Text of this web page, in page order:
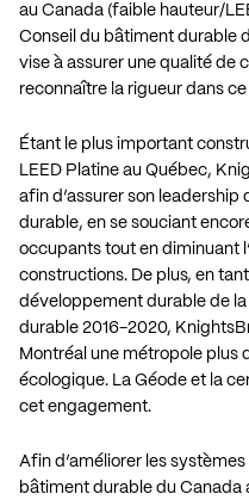
au Canada (faible hauteur/
Conseil du bâtiment durable
vise à assurer une qualité de
reconnaître la rigueur dans
Étant le plus important
LEED Platine au Québec,
afin d’assurer son
durable, en se souciant
occupants tout en diminuant
constructions. De plus, en
développement durable de
durable 2016-2020,
Montréal une métropole plus
écologique. La Géode et la
cet engagement.
Afin d’améliorer les
bâtiment durable du Canada